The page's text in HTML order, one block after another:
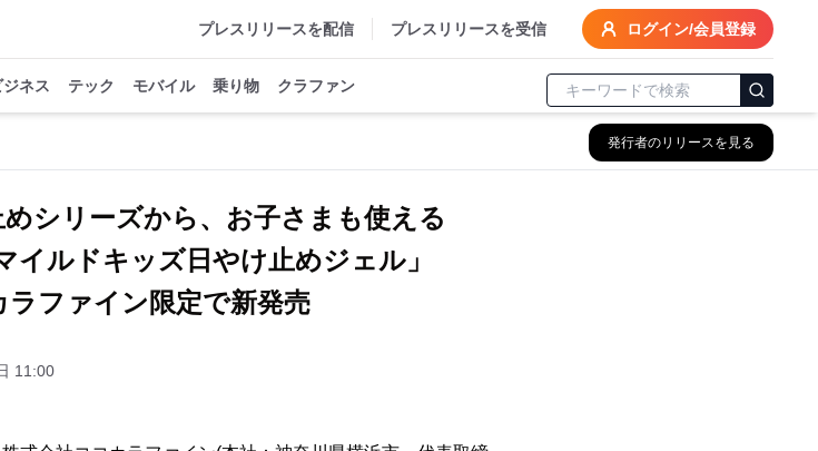
プレスリリースを配信 プレスリリースを受信 ログイン/会員登録
ジネス テック モバイル 乗り物 クラファン
発行者のリリースを見る
シリーズから、お子さまも使える
イルドキッズ日やけ止めジェル」
ラファイン限定で新発売
11:00